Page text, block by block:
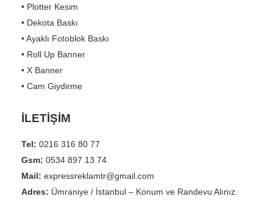
• Plotter Kesim
• Dekota Baskı
• Ayaklı Fotoblok Baskı
• Roll Up Banner
• X Banner
• Cam Giydirme
İLETİŞİM
Tel: 0216 316 80 77
Gsm: 0534 897 13 74
Mail: expressreklamtr@gmail.com
Adres: Ümraniye / İstanbul – Konum ve Randevu Alınız.